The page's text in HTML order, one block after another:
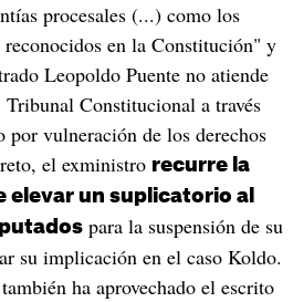
procesales (...) como los
reconocidos en la Constitución" y
Leopoldo Puente no atiende
Constitucional a través
por vulneración de los derechos
el exministro recurre la
elevar un suplicatorio al
para la suspensión de su
su implicación en el caso Koldo.
ha aprovechado el escrito